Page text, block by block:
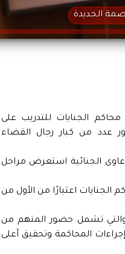
الجديدة
الجنايات للتدريب على
عدد من كبار رجال القضاء
الجنائية استعرض مراحل
اعتبارًا من الأول من
تشمل حضور المتهم من
المحاكمة وتحقيق أعلى